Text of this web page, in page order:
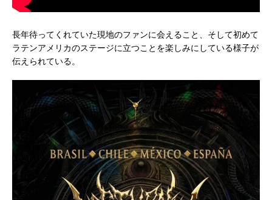
長年待ってくれていた現地のファンに会えること、そして初めて
ラテンアメリカのステージに立つことを楽しみにしている様子が
伝えられている。